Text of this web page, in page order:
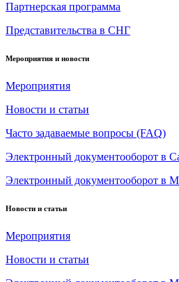
Партнерская программа
Представительства в СНГ
Мероприятия и новости
Мероприятия
Новости и статьи
Часто задаваемые вопросы (FAQ)
Электронный документооборот в
Электронный документооборот в
Новости и статьи
Мероприятия
Новости и статьи